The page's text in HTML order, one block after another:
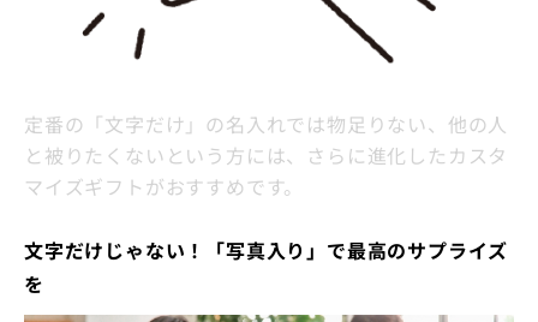
定番の「文字だけ」の名入れでは物足りない、他の人
と被りたくないという方には、さらに進化したカスタ
マイズギフトがおすすめです。
文字だけじゃない！「写真入り」で最高のサプライズ
を